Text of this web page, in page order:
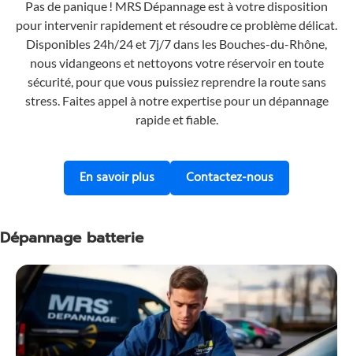
Pas de panique ! MRS Dépannage est à votre disposition
pour intervenir rapidement et résoudre ce problème délicat.
Disponibles 24h/24 et 7j/7 dans les Bouches-du-Rhône,
nous vidangeons et nettoyons votre réservoir en toute
sécurité, pour que vous puissiez reprendre la route sans
stress. Faites appel à notre expertise pour un dépannage
rapide et fiable.
En savoir plusEn savoir plus sur notre service de
Contactez-nousContactez-
Dépannage batterie